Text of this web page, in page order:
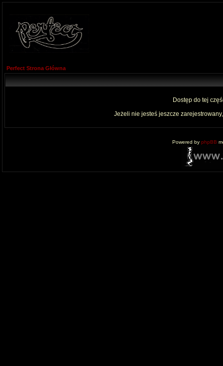
Perfect Strona Główna
Dostęp do tej
Jeżeli nie jesteś jeszcze
Powered by phpBB